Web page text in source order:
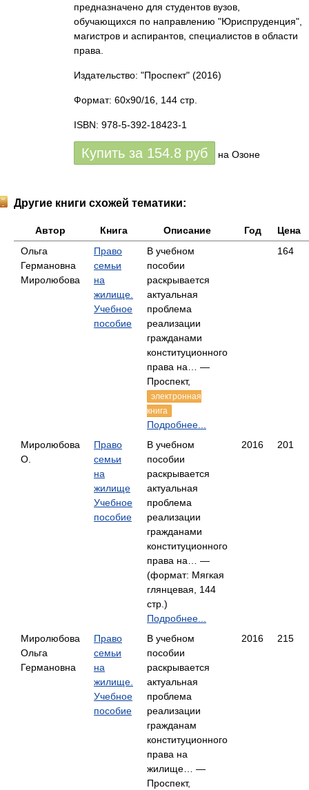
предназначено для студентов вузов,
обучающихся по направлению "Юриспруденция",
магистров и аспирантов, специалистов в области
права.
Издательство: "Проспект" (2016)
Формат: 60x90/16, 144 стр.
ISBN: 978-5-392-18423-1
Купить за 154.8 руб на Озоне
Другие книги схожей тематики:
Автор Книга Описание Год
Цена
Ольга
Германовна
Миролюбова
Право
семьи
на
жилище.
Учебное
пособие
В учебном
пособии
раскрывается
актуальная
проблема
реализации
гражданами
конституционного
права на… —
Проспект,
электронная
книга
Подробнее...
164
Миролюбова
О.
Право
семьи
на
жилище
Учебное
пособие
В учебном
пособии
раскрывается
актуальная
проблема
реализации
гражданами
конституционного
права на… —
(формат: Мягкая
глянцевая, 144
стр.)
Подробнее...
2016 201
Миролюбова
Ольга
Германовна
Право
семьи
на
жилище.
Учебное
пособие
В учебном
пособии
раскрывается
актуальная
проблема
реализации
гражданам
конституционного
права на
жилище… —
Проспект,
2016 215